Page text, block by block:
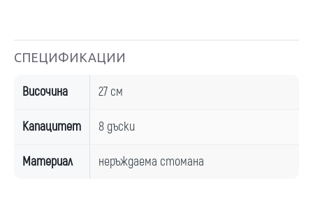
СПЕЦИФИКАЦИИ
Височина 27 см
Капацитет 8 дъски
Материал неръждаема стомана